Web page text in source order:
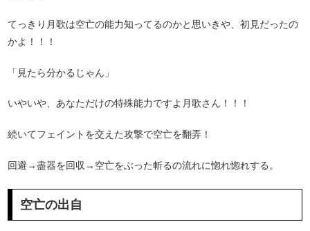
てっきり月歌は空亡の能力知ってるのかと思いきや、初見だったの
かよ！！！
「見たら分かるじゃん」
いやいや、あなただけの特殊能力ですよ月歌さん！！！
続いてフェイントを交えた攻撃で空亡を翻弄！
回避→盡器を回収→空亡をぶった斬るの流れに惚れ惚れする。
空亡の出自